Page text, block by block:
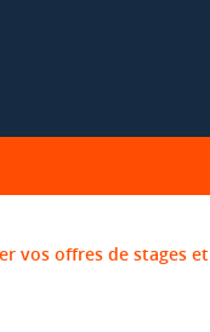
vos offres de stages